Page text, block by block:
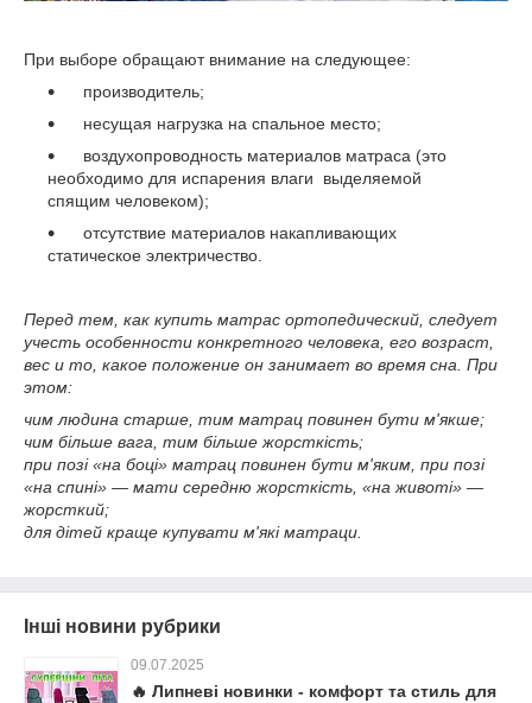
При выборе обращают внимание на следующее:
производитель;
несущая нагрузка на спальное место;
воздухопроводность материалов матраса (это
необходимо для испарения влаги выделяемой
спящим человеком);
отсутствие материалов накапливающих
статическое электричество.
Перед тем, как купить матрас ортопедический, следует
учесть особенности конкретного человека, его возраст,
вес и то, какое положение он занимает во время сна. При
этом:
чим людина старше, тим матрац повинен бути м'якше;
чим більше вага, тим більше жорсткість;
при позі «на боці» матрац повинен бути м'яким, при позі
«на спині» — мати середню жорсткість, «на животі» —
жорсткий;
для дітей краще купувати м'які матраци.
Інші новини рубрики
09.07.2025
🔥 Липневі новинки - комфорт та стиль для